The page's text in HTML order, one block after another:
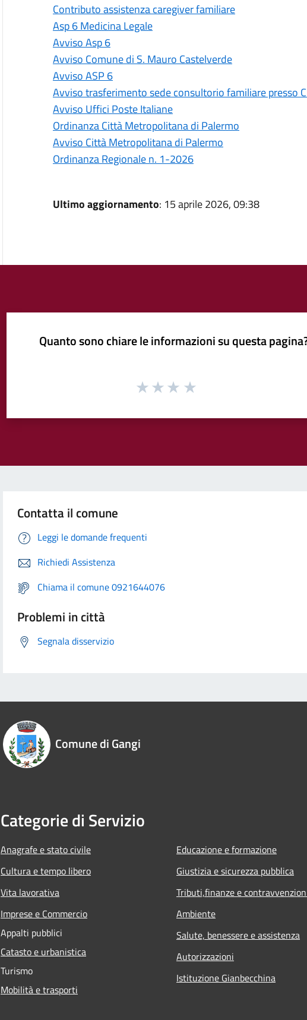
Contributo assistenza caregiver familiare
Asp 6 Medicina Legale
Avviso Asp 6
Avviso Comune di S. Mauro Castelverde
Avviso ASP 6
Avviso trasferimento sede consultorio familiare presso
Avviso Uffici Poste Italiane
Ordinanza Città Metropolitana di Palermo
Avviso Città Metropolitana di Palermo
Ordinanza Regionale n. 1-2026
Ultimo aggiornamento: 15 aprile 2026, 09:38
Quanto sono chiare le informazioni su questa
Contatta il comune
Leggi le domande frequenti
Richiedi Assistenza
Chiama il comune 0921644076
Problemi in città
Segnala disservizio
Comune di Gangi
Categorie di Servizio
Anagrafe e stato civile
Cultura e tempo libero
Vita lavorativa
Imprese e Commercio
Appalti pubblici
Catasto e urbanistica
Turismo
Mobilità e trasporti
Educazione e formazione
Giustizia e sicurezza pubblica
Tributi,finanze e
Ambiente
Salute, benessere e assistenza
Autorizzazioni
Istituzione Gianbecchina